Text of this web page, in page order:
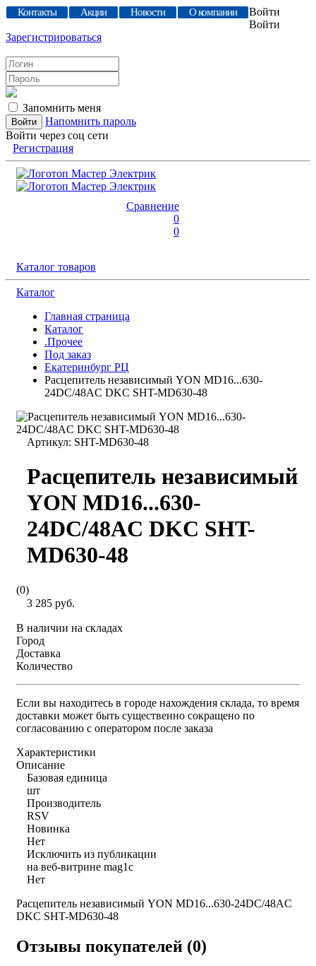
Контакты Акции Новости О компании
Войти
Войти
Зарегистрироваться
Запомнить меня
Напомнить пароль
Войти через соц сети
Регистрация
Сравнение
0
0
Каталог товаров
Каталог
Главная страница
Каталог
.Прочее
Под заказ
Екатеринбург РЦ
Расцепитель независимый YON MD16...630-
24DC/48AC DKC SHT-MD630-48
Артикул: SHT-MD630-48
Расцепитель независимый
YON MD16...630-
24DC/48AC DKC SHT-
MD630-48
(0)
3 285 руб.
В наличии на складах
Город
Доставка
Количество
Если вы находитесь в городе нахождения склада, то время
доставки может быть существенно сокращено по
согласованию с оператором после заказа
Характеристики
Описание
Базовая единица
шт
Производитель
RSV
Новинка
Нет
Исключить из публикации
на веб-витрине mag1c
Нет
Расцепитель независимый YON MD16...630-24DC/48AC
DKC SHT-MD630-48
Отзывы покупателей (0)